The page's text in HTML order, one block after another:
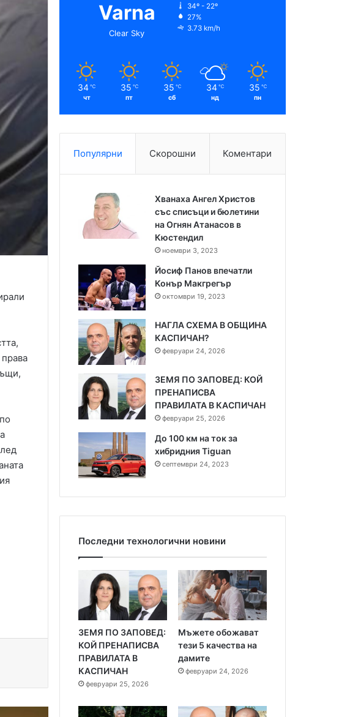
Varna
Clear Sky
34º - 22º
27%
3.73 km/h
34 ℃
чт
35 ℃
пт
35 ℃
сб
34 ℃
нд
35 ℃
пн
Популярни Скорошни Коментари
Хванаха Ангел Христов
със списъци и бюлетини
на Огнян Атанасов в
Кюстендил
ноември 3, 2023
Йосиф Панов впечатли
Конър Макгрегър
октомври 19, 2023
НАГЛА СХЕМА В ОБЩИНА
КАСПИЧАН?
февруари 24, 2026
ЗЕМЯ ПО ЗАПОВЕД: КОЙ
ПРЕНАПИСВА
ПРАВИЛАТА В КАСПИЧАН
февруари 25, 2026
До 100 км на ток за
хибридния Tiguan
септември 24, 2023
Последни технологични новини
ЗЕМЯ ПО ЗАПОВЕД:
КОЙ ПРЕНАПИСВА
ПРАВИЛАТА В
КАСПИЧАН
февруари 25, 2026
Мъжете обожават
тези 5 качества на
дамите
февруари 24, 2026